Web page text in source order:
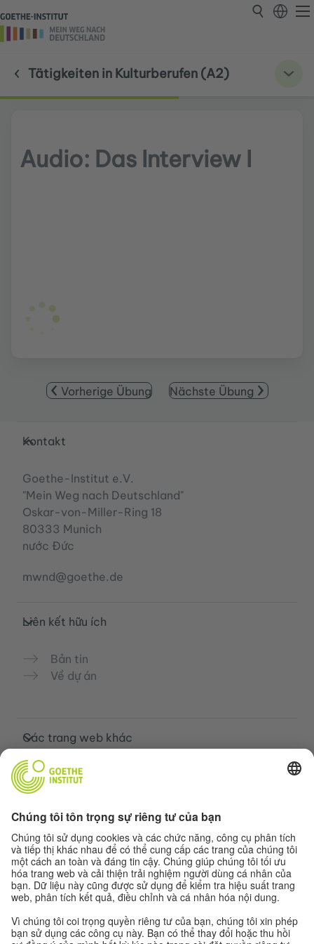
Tätigkeiten in Kulturberufen (A2)
Audio: Das Interview I
Vorherige Übung Nächste Übung
Service- und Informationsbereich
Kontakt
Goethe-Institut e.V.
"Mein Weg nach Deutschland"
Oskar-von-Miller-Ring 18
80333 Munich
nước Đức
mwnd@goethe.de
Liên kết hữu ích
Bản tin
Về dự án
Các trang web khác
Cộng đồng „Deutsch für dich“
Các khóa học tiếng Đức của Goethe-
Institut
Cổng thông tin giáo viên “Deutschstunde”
Quyền riêng tư và khả năng tiếp cận